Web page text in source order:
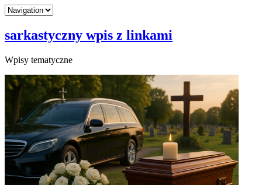
sarkastyczny wpis z linkami
Wpisy tematyczne